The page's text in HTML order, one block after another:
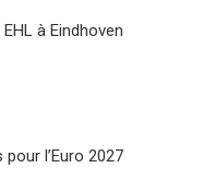
à Eindhoven
l’Euro 2027